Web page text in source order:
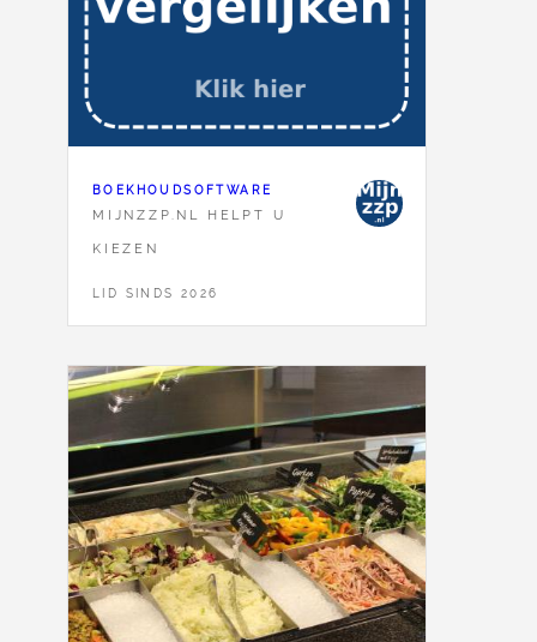
BOEKHOUDSOFTWARE
MIJNZZP.NL HELPT U
KIEZEN
LID SINDS 2026